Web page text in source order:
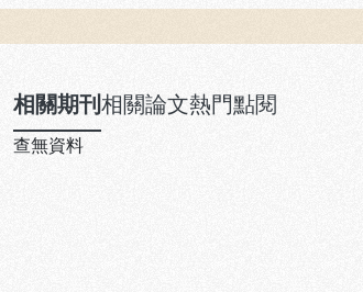
相關期刊相關論文熱門點閱
查無資料